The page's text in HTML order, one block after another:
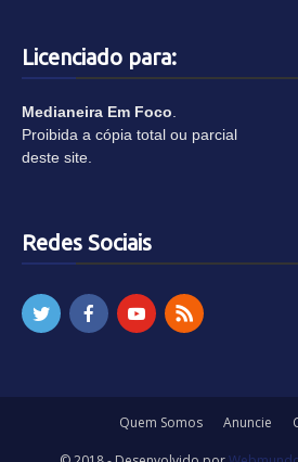
Licenciado para:
Medianeira Em Foco.
Proibida a cópia total ou parcial
deste site.
Redes Sociais
Quem Somos Anuncie